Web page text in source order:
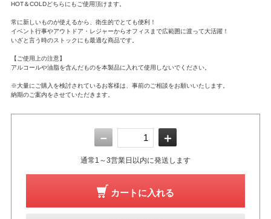
HOT＆COLDどちらにもご使用頂けます。
常に新しいものが使えるから、衛生的でとても便利！
イベント行事やアウトドア・レジャーからオフィスまで広範囲に渡って大活躍！
いざと言う時のストックにも最適な商品です。
【ご使用上の注意】
アルコールや油脂を含んだものを本製品に入れて使用しないでください。
※大量にご購入を検討されているお客様は、事前のご相談をお願いいたします。
納期のご案内をさせていただきます。
－ ＋
通常1～3営業日以内に発送します
カートに入れる